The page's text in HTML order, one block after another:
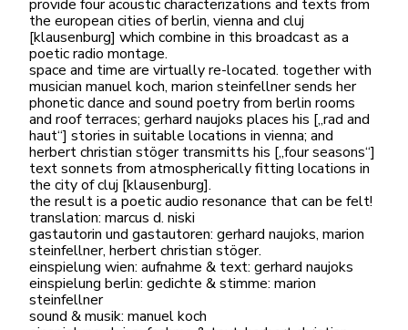
provide four acoustic characterizations and texts from
the european cities of berlin, vienna and cluj
[klausenburg] which combine in this broadcast as a
poetic radio montage.
space and time are virtually re-located. together with
musician manuel koch, marion steinfellner sends her
phonetic dance and sound poetry from berlin rooms
and roof terraces; gerhard naujoks places his [„rad and
haut“] stories in suitable locations in vienna; and
herbert christian stöger transmitts his [„four seasons“]
text sonnets from atmospherically fitting locations in
the city of cluj [klausenburg].
the result is a poetic audio resonance that can be felt!
translation: marcus d. niski
gastautorin und gastautoren: gerhard naujoks, marion
steinfellner, herbert christian stöger.
einspielung wien: aufnahme & text: gerhard naujoks
einspielung berlin: gedichte & stimme: marion
steinfellner
sound & musik: manuel koch